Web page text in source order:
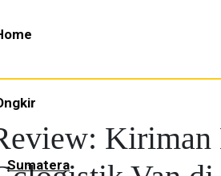
Sumatera
Kiriman